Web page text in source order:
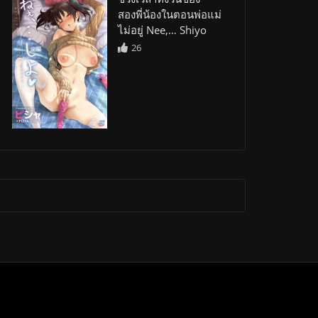
สองพี่น้องในตอนพ่อแม่
ไม่อยู่ Nee,… Shiyo
26